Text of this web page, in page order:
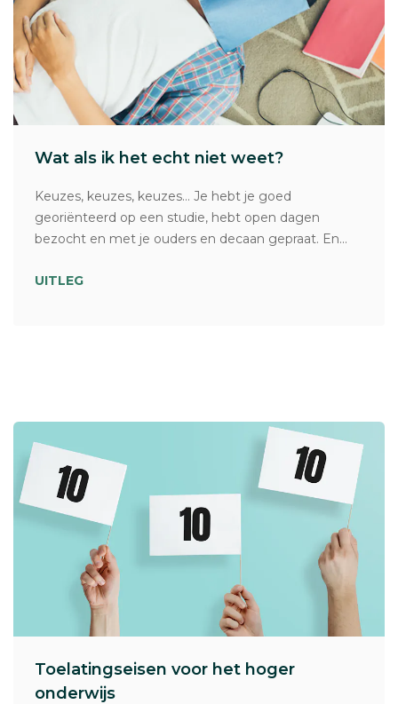
Wat als ik het echt niet weet?
Keuzes, keuzes, keuzes… Je hebt je goed
georiënteerd op een studie, hebt open dagen
bezocht en met je ouders en decaan gepraat. En...
UITLEG
Toelatingseisen voor het hoger
onderwijs